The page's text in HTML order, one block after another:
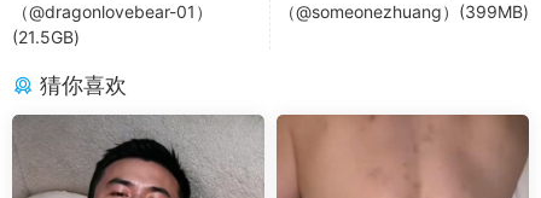
（@dragonlovebear-01）
(21.5GB)
（@someonezhuang）(399MB)
猜你喜欢